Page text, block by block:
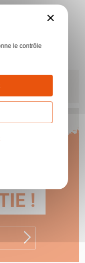
AU
!
×
le contrôle